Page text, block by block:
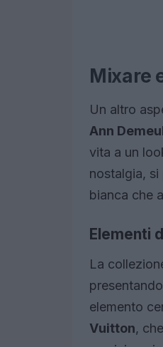
Mixare
Un altro
Ann
vita a un
nostalgia,
bianca che
Elementi
La
elemento
Vuitton,